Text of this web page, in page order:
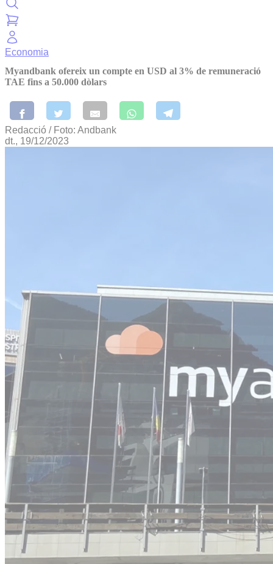
Economia
Myandbank ofereix un compte en USD al 3% de remuneració
TAE fins a 50.000 dòlars
Redacció / Foto: Andbank
dt., 19/12/2023